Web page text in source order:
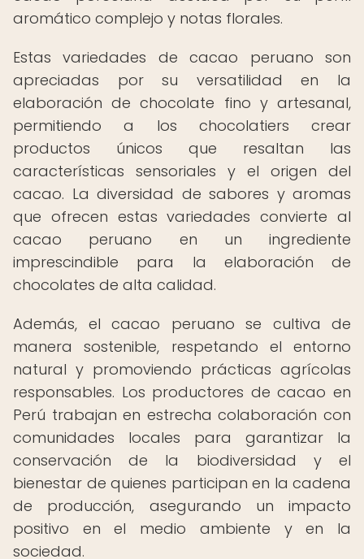
aromático complejo y notas florales.
Estas variedades de cacao peruano son
apreciadas por su versatilidad en la
elaboración de chocolate fino y artesanal,
permitiendo a los chocolatiers crear
productos únicos que resaltan las
características sensoriales y el origen del
cacao. La diversidad de sabores y aromas
que ofrecen estas variedades convierte al
cacao peruano en un ingrediente
imprescindible para la elaboración de
chocolates de alta calidad.
Además, el cacao peruano se cultiva de
manera sostenible, respetando el entorno
natural y promoviendo prácticas agrícolas
responsables. Los productores de cacao en
Perú trabajan en estrecha colaboración con
comunidades locales para garantizar la
conservación de la biodiversidad y el
bienestar de quienes participan en la cadena
de producción, asegurando un impacto
positivo en el medio ambiente y en la
sociedad.